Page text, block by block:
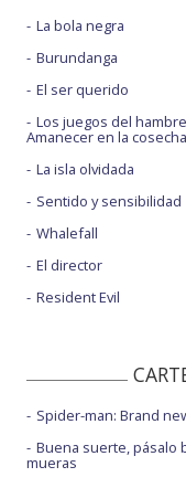
La bola negra
Burundanga
El ser querido
Los juegos del
Amanecer en la cosecha
La isla olvidada
Sentido y sensibilidad
Whalefall
El director
Resident Evil
Spider-man: Brand
Buena suerte, pásalo
mueras